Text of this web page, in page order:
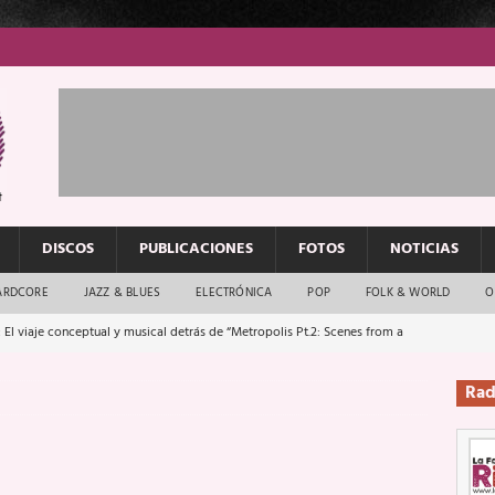
DISCOS PUBLICACIONES FOTOS NOTICIAS
JAZZ & BLUES ELECTRÓNICA POP FOLK & WORLD
El viaje conceptual y musical detrás de “Metropolis Pt.2: Scenes from a
El rock urbano sigue en buenas manos
que van a escucharte te saludan